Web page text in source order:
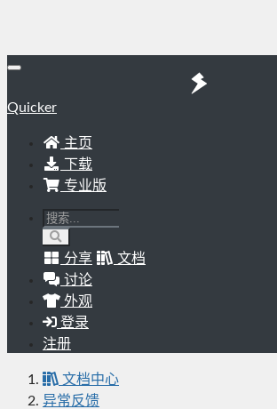
Quicker
主页
下载
专业版
分享
文档
讨论
外观
登录
注册
文档中心
异常反馈